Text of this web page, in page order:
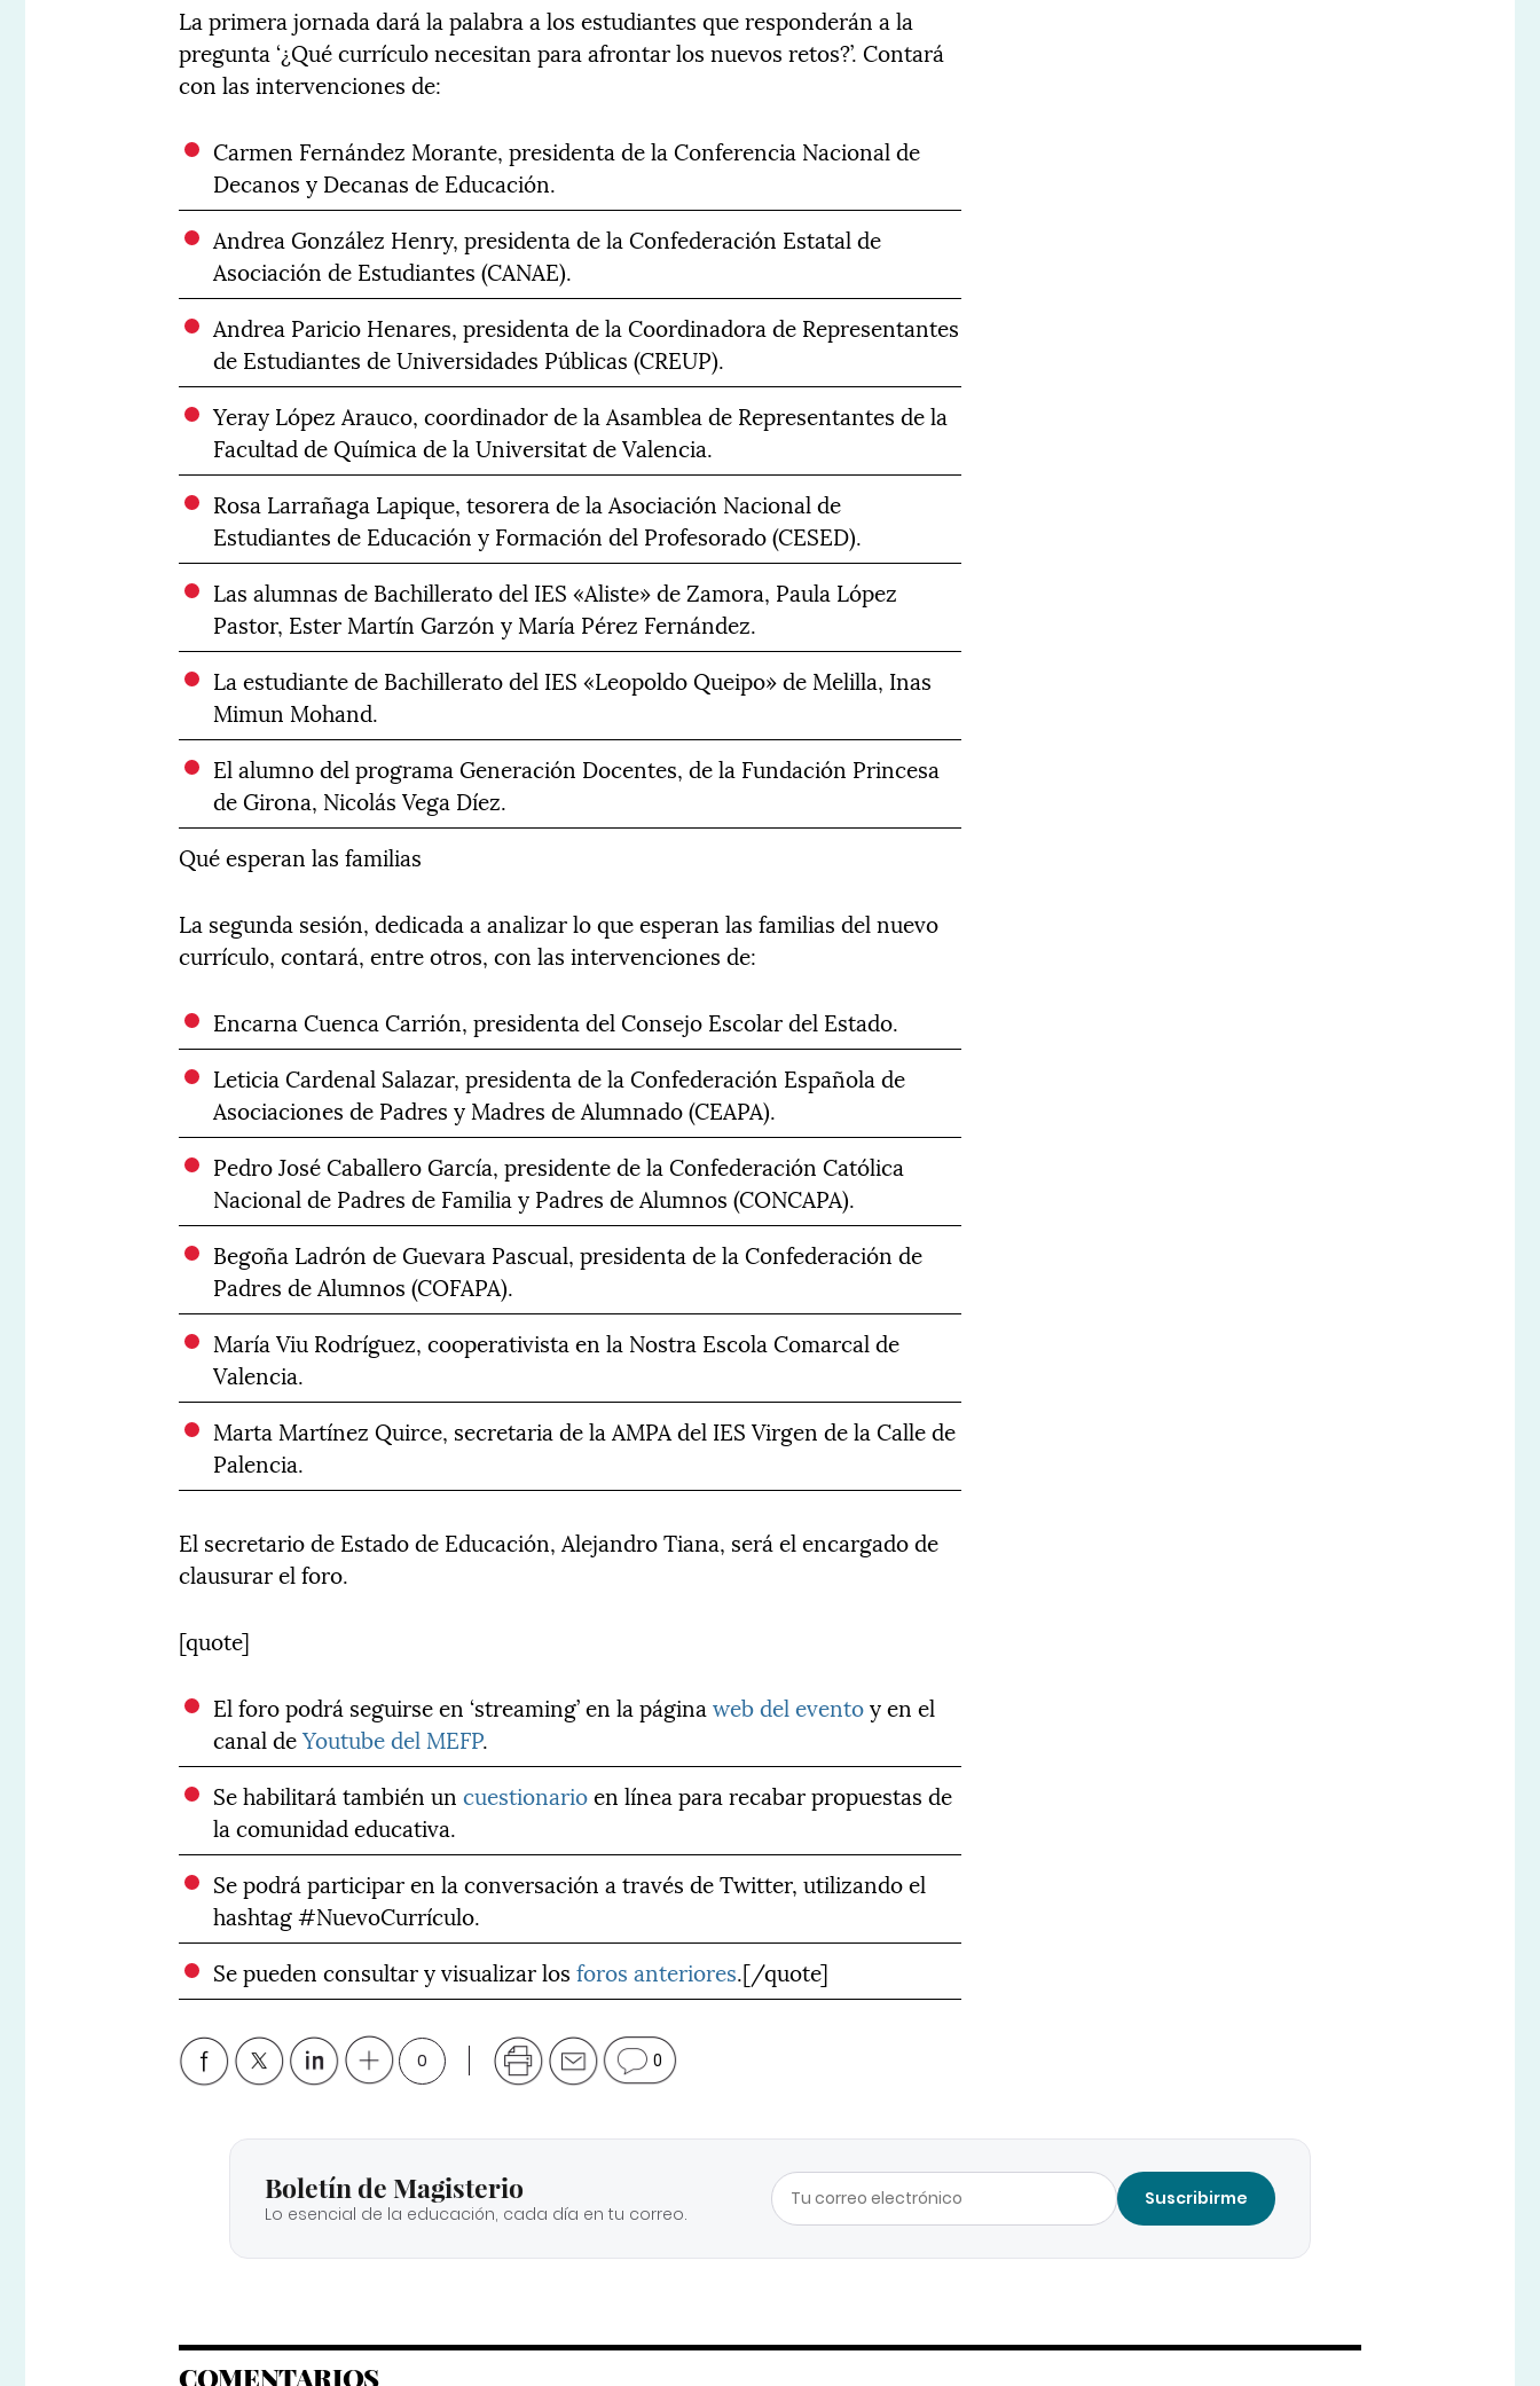
La primera jornada dará la palabra a los estudiantes que responderán a la
pregunta ‘¿Qué currículo necesitan para afrontar los nuevos retos?’. Contará
con las intervenciones de:
Carmen Fernández Morante, presidenta de la Conferencia Nacional de
Decanos y Decanas de Educación.
Andrea González Henry, presidenta de la Confederación Estatal de
Asociación de Estudiantes (CANAE).
Andrea Paricio Henares, presidenta de la Coordinadora de Representantes
de Estudiantes de Universidades Públicas (CREUP).
Yeray López Arauco, coordinador de la Asamblea de Representantes de la
Facultad de Química de la Universitat de Valencia.
Rosa Larrañaga Lapique, tesorera de la Asociación Nacional de
Estudiantes de Educación y Formación del Profesorado (CESED).
Las alumnas de Bachillerato del IES «Aliste» de Zamora, Paula López
Pastor, Ester Martín Garzón y María Pérez Fernández.
La estudiante de Bachillerato del IES «Leopoldo Queipo» de Melilla, Inas
Mimun Mohand.
El alumno del programa Generación Docentes, de la Fundación Princesa
de Girona, Nicolás Vega Díez.
Qué esperan las familias
La segunda sesión, dedicada a analizar lo que esperan las familias del nuevo
currículo, contará, entre otros, con las intervenciones de:
Encarna Cuenca Carrión, presidenta del Consejo Escolar del Estado.
Leticia Cardenal Salazar, presidenta de la Confederación Española de
Asociaciones de Padres y Madres de Alumnado (CEAPA).
Pedro José Caballero García, presidente de la Confederación Católica
Nacional de Padres de Familia y Padres de Alumnos (CONCAPA).
Begoña Ladrón de Guevara Pascual, presidenta de la Confederación de
Padres de Alumnos (COFAPA).
María Viu Rodríguez, cooperativista en la Nostra Escola Comarcal de
Valencia.
Marta Martínez Quirce, secretaria de la AMPA del IES Virgen de la Calle de
Palencia.
El secretario de Estado de Educación, Alejandro Tiana, será el encargado de
clausurar el foro.
[quote]
El foro podrá seguirse en ‘streaming’ en la páginaweb del eventoy en el
canal deYoutube del MEFP.
Se habilitará también uncuestionarioen línea para recabar propuestas de
la comunidad educativa.
Se podrá participar en la conversación a través de Twitter, utilizando el
hashtag #NuevoCurrículo.
Se pueden consultar y visualizar losforos anteriores.[/quote]
0 0
Boletín de Magisterio
Lo esencial de la educación, cada día en tu correo.
Suscribirme
COMENTARIOS